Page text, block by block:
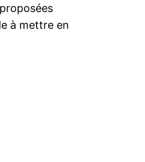
à mettre en